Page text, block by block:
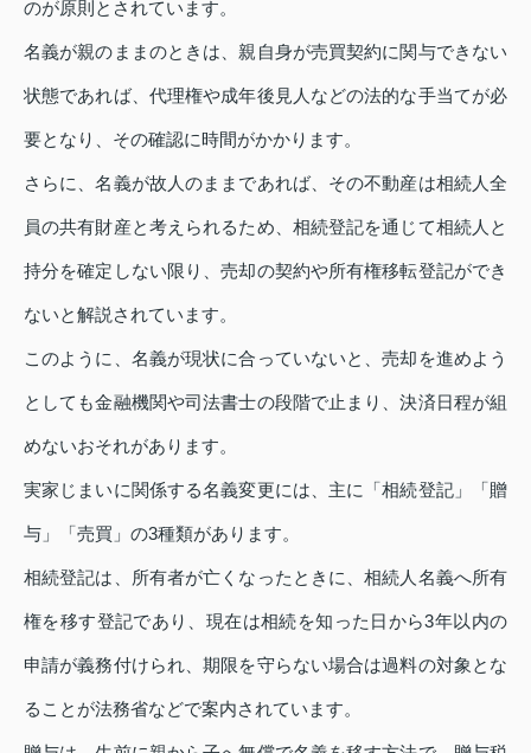
のが原則とされています。
名義が親のままのときは、親自身が売買契約に関与できない
状態であれば、代理権や成年後見人などの法的な手当てが必
要となり、その確認に時間がかかります。
さらに、名義が故人のままであれば、その不動産は相続人全
員の共有財産と考えられるため、相続登記を通じて相続人と
持分を確定しない限り、売却の契約や所有権移転登記ができ
ないと解説されています。
このように、名義が現状に合っていないと、売却を進めよう
としても金融機関や司法書士の段階で止まり、決済日程が組
めないおそれがあります。
実家じまいに関係する名義変更には、主に「相続登記」「贈
与」「売買」の3種類があります。
相続登記は、所有者が亡くなったときに、相続人名義へ所有
権を移す登記であり、現在は相続を知った日から3年以内の
申請が義務付けられ、期限を守らない場合は過料の対象とな
ることが法務省などで案内されています。